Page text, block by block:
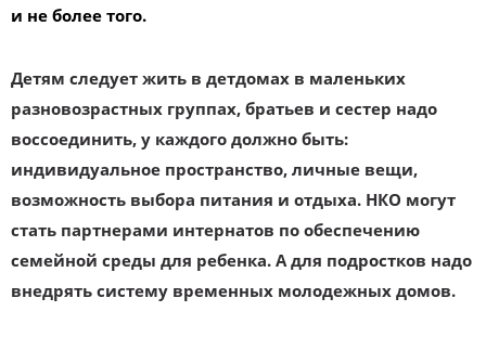
и не более того.
Детям следует жить в детдомах в маленьких
разновозрастных группах, братьев и сестер надо
воссоединить, у каждого должно быть:
индивидуальное пространство, личные вещи,
возможность выбора питания и отдыха. НКО могут
стать партнерами интернатов по обеспечению
семейной среды для ребенка. А для подростков надо
внедрять систему временных молодежных домов.